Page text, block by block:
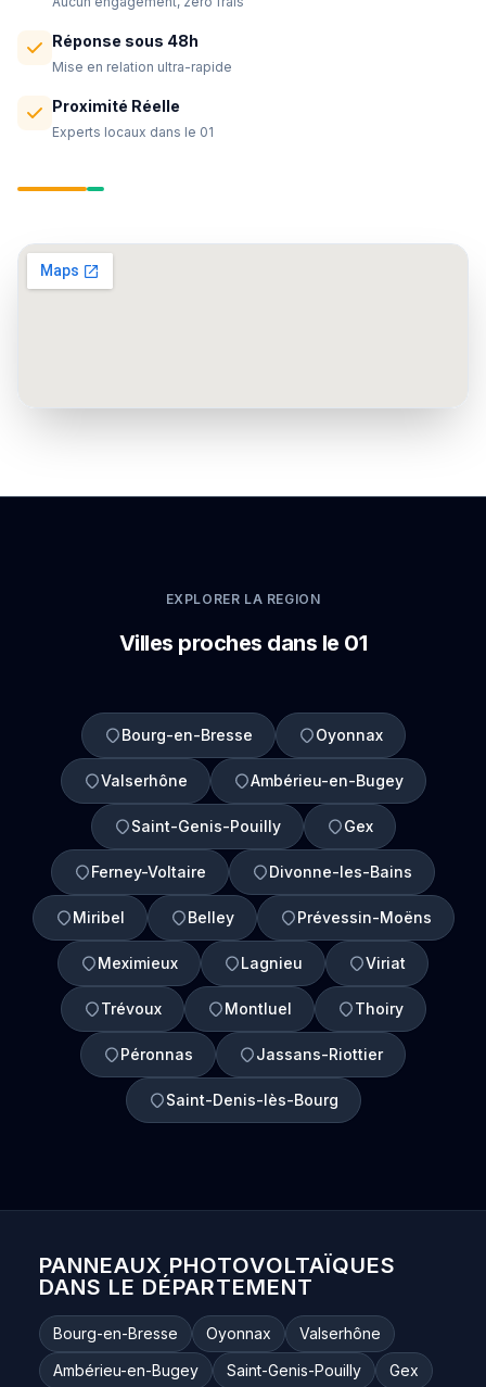
Réponse sous 48h
Mise en relation ultra-rapide
Proximité Réelle
Experts locaux dans le 01
EXPLORER LA REGION
Villes proches dans le 01
Bourg-en-Bresse Oyonnax
Valserhône Ambérieu-en-Bugey
Saint-Genis-Pouilly Gex
Ferney-Voltaire Divonne-les-Bains
Miribel Belley Prévessin-Moëns
Meximieux Lagnieu Viriat
Trévoux Montluel Thoiry
Péronnas Jassans-Riottier
Saint-Denis-lès-Bourg
PANNEAUX PHOTOVOLTAÏQUES
DANS LE DÉPARTEMENT
Bourg-en-Bresse Oyonnax
Valserhône
Ambérieu-en-Bugey
Saint-Genis-Pouilly
Gex